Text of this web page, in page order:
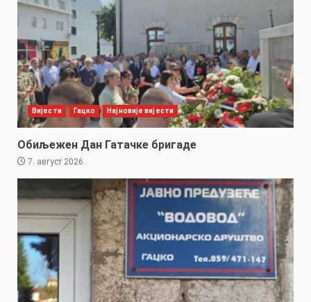
Вијести Гацко Најновије вијести
Обиљежен Дан Гатачке бригаде
7. август 2026.